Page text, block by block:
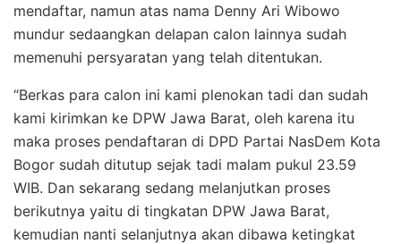
mendaftar, namun atas nama Denny Ari Wibowo
mundur sedaangkan delapan calon lainnya sudah
memenuhi persyaratan yang telah ditentukan.
“Berkas para calon ini kami plenokan tadi dan sudah
kami kirimkan ke DPW Jawa Barat, oleh karena itu
maka proses pendaftaran di DPD Partai NasDem Kota
Bogor sudah ditutup sejak tadi malam pukul 23.59
WIB. Dan sekarang sedang melanjutkan proses
berikutnya yaitu di tingkatan DPW Jawa Barat,
kemudian nanti selanjutnya akan dibawa ketingkat